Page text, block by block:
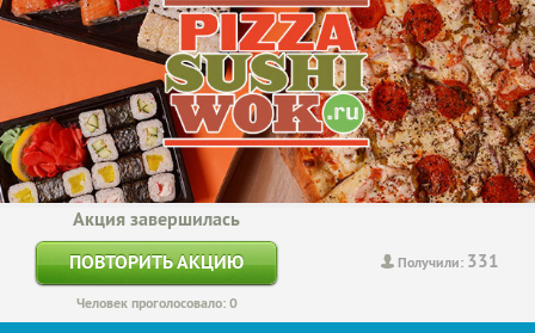
Получили: 331
Акция завершилась
ПОВТОРИТЬ АКЦИЮ
Человек проголосовало: 0